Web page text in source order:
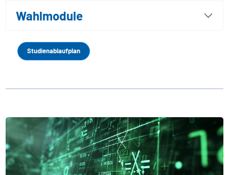
Wahlmodule
Studienablaufplan